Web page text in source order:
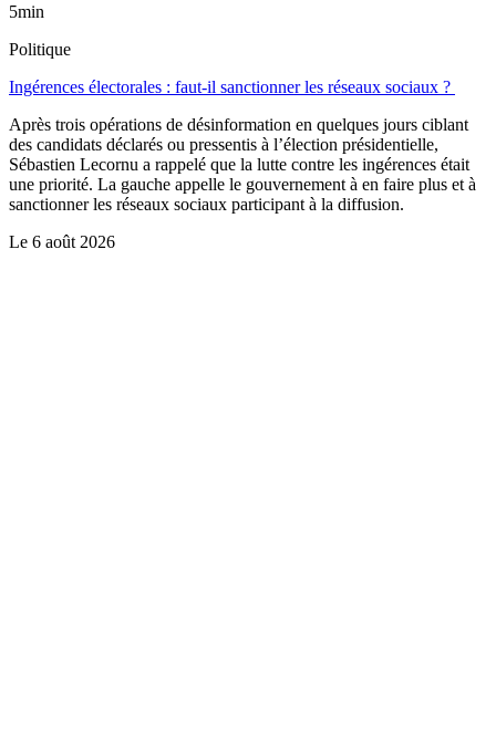
5min
Politique
Ingérences électorales : faut-il sanctionner les réseaux sociaux ?
Après trois opérations de désinformation en quelques jours ciblant
des candidats déclarés ou pressentis à l’élection présidentielle,
Sébastien Lecornu a rappelé que la lutte contre les ingérences était
une priorité. La gauche appelle le gouvernement à en faire plus et à
sanctionner les réseaux sociaux participant à la diffusion.
Le 6 août 2026